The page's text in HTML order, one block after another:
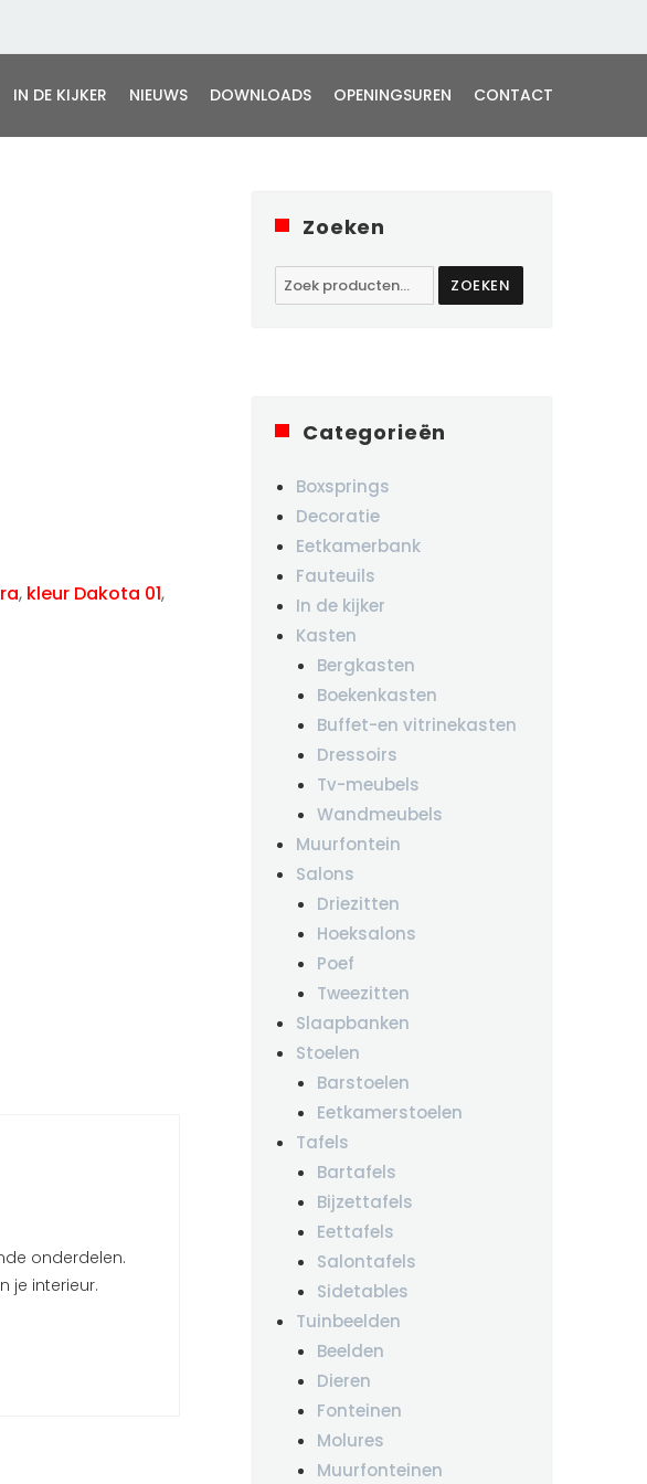
IN DE KIJKER NIEUWS DOWNLOADS OPENINGSUREN CONTACT
, kleur Dakota 01,
onderdelen.
je interieur.
Zoeken
Zoeken
naar:
ZOEKEN
Categorieën
Boxsprings
Decoratie
Eetkamerbank
Fauteuils
In de kijker
Kasten
Bergkasten
Boekenkasten
Buffet-en vitrinekasten
Dressoirs
Tv-meubels
Wandmeubels
Muurfontein
Salons
Driezitten
Hoeksalons
Poef
Tweezitten
Slaapbanken
Stoelen
Barstoelen
Eetkamerstoelen
Tafels
Bartafels
Bijzettafels
Eettafels
Salontafels
Sidetables
Tuinbeelden
Beelden
Dieren
Fonteinen
Molures
Muurfonteinen